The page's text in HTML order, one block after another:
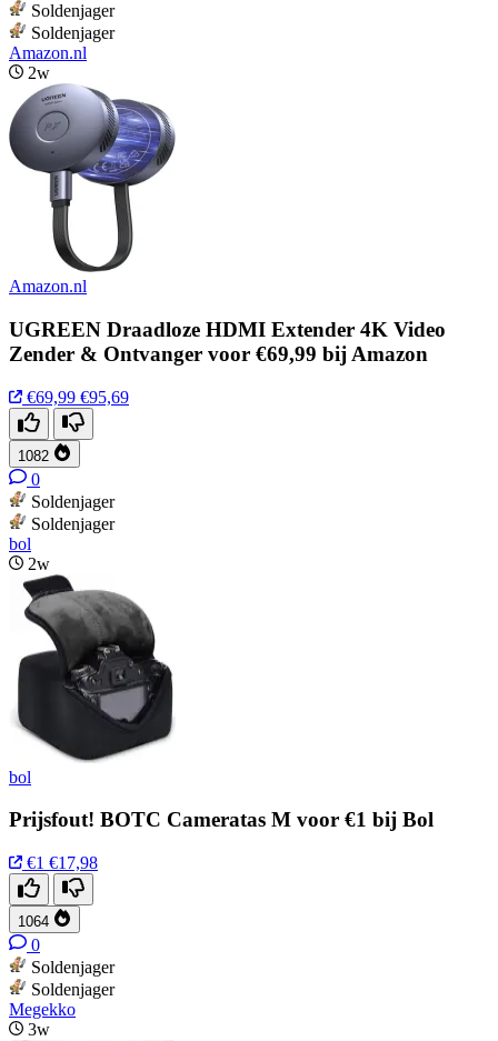
Soldenjager
Soldenjager
Amazon.nl
2w
Amazon.nl
UGREEN Draadloze HDMI Extender 4K Video
Zender & Ontvanger voor €69,99 bij Amazon
€69,99 €95,69
1082
0
Soldenjager
Soldenjager
bol
2w
bol
Prijsfout! BOTC Cameratas M voor €1 bij Bol
€1 €17,98
1064
0
Soldenjager
Soldenjager
Megekko
3w